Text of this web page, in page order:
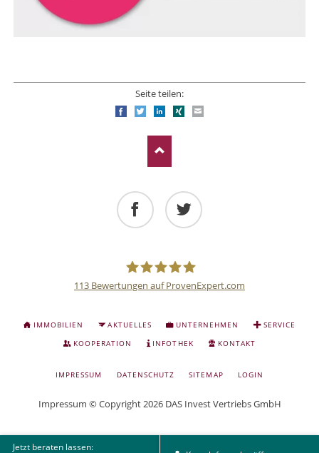
Jetzt beraten lassen:
Seite teilen:
FacebookTwitterLinkedIn
Xing
Anlage
und
113 Bewertungen auf ProvenExpert.com
NAVIGATION
ÜBERSPRINGEN
IMMOBILIEN AKTUELLES UNTERNEHMEN
SERVICE
KOOPERATION
INFOTHEK KONTAKT
NAVIGATION
IMPRESSUM DATENSCHUTZ SITEMAP LOGIN
Impressum © Copyright 2026 DAS Invest Vertriebs GmbH